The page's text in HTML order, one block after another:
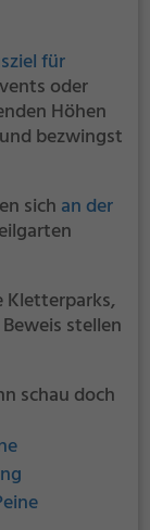
für
oder
Höhen
bezwingst
sich an der
Kletterparks,
stellen
schau doch